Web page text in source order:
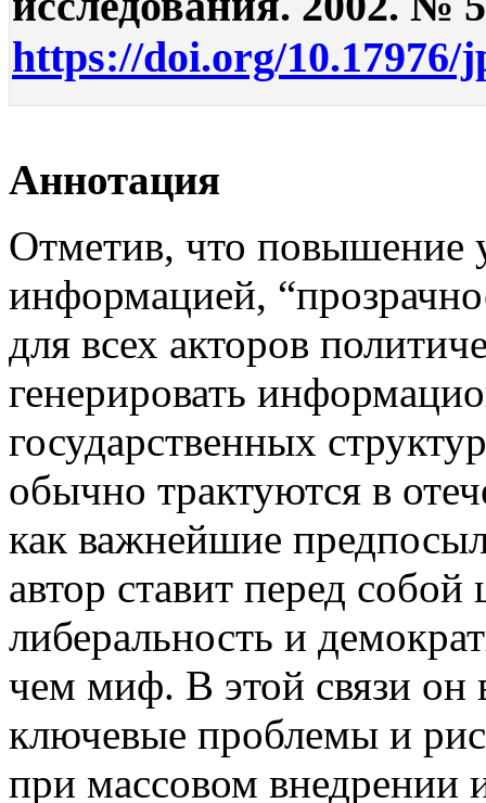
https://doi.org/10.17976/
Аннотация
Отметив, что повышение
информацией,
для всех акторов
генерировать
государственных
обычно трактуются в
как важнейшие
автор ставит перед собой
либеральность и
чем миф. В этой связи он
ключевые проблемы и
при массовом внедрении